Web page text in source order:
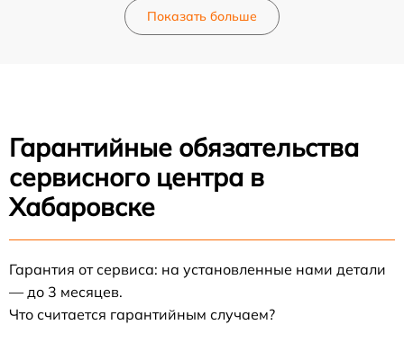
Показать больше
Гарантийные обязательства
сервисного центра в
Хабаровске
Гарантия от сервиса: на установленные нами детали
— до 3 месяцев.
Что считается гарантийным случаем?